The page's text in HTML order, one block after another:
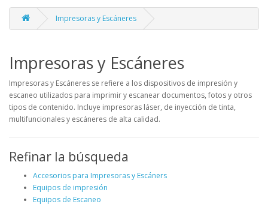
Impresoras y Escáneres
Impresoras y Escáneres
Impresoras y Escáneres se refiere a los dispositivos de impresión y
escaneo utilizados para imprimir y escanear documentos, fotos y otros
tipos de contenido. Incluye impresoras láser, de inyección de tinta,
multifuncionales y escáneres de alta calidad.
Refinar la búsqueda
Accesorios para Impresoras y Escáners
Equipos de impresión
Equipos de Escaneo